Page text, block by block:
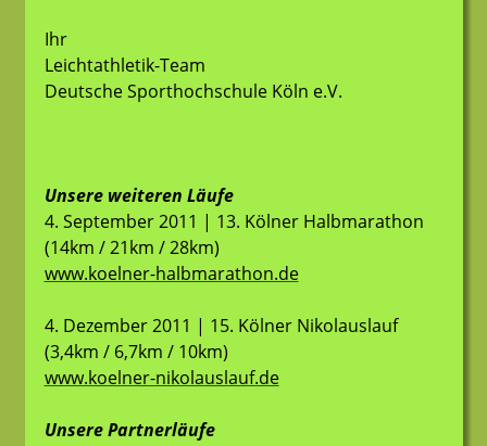
Ihr
Leichtathletik-Team
Deutsche Sporthochschule Köln e.V.
Unsere weiteren Läufe
4. September 2011 | 13. Kölner Halbmarathon
(14km / 21km / 28km)
www.koelner-halbmarathon.de
4. Dezember 2011 | 15. Kölner Nikolauslauf
(3,4km / 6,7km / 10km)
www.koelner-nikolauslauf.de
Unsere Partnerläufe